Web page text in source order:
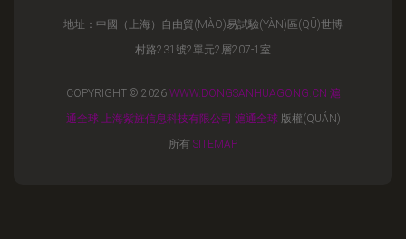
地址：中國（上海）自由貿(MÀO)易試驗(YÀN)區(QŪ)世博
村路231號2單元2層207-1室
COPYRIGHT © 2026 WWW.DONGSANHUAGONG.CN 滬
通全球
上海紫旌信息科技有限公司 滬通全球版權(QUÁN)
所有 SITEMAP